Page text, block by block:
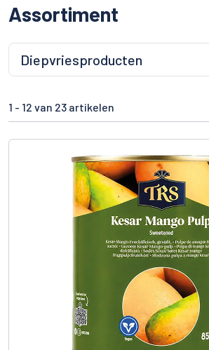
Assortiment
1 - 12 van 23 artikelen